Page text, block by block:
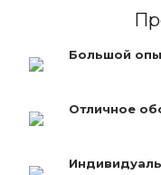
Большой
Отличное